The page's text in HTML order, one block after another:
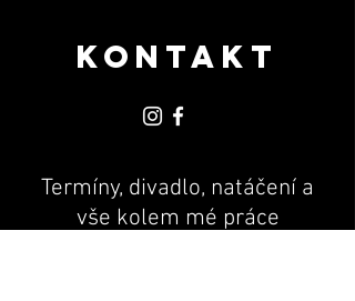
KONTAKT
Termíny, divadlo, natáčení a
vše kolem mé práce